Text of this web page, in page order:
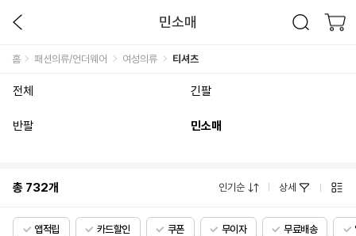
민소매
홈 패션의류/언더웨어 여성의류 티셔츠
전체 긴팔
반팔 민소매
총 732개 인기순 상세
앱적립 카드할인 쿠폰 무이자 무료배송